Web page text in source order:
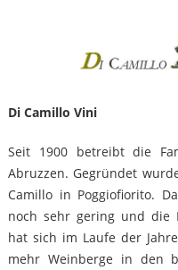
Di Camillo Vini
Seit 1900 betreibt die
Abruzzen. Gegründet
Camillo in Poggiofiorito.
noch sehr gering und die
hat sich im Laufe der
mehr Weinberge in den